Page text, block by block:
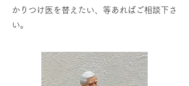
かりつけ医を替えたい、等あればご相談下さ
い。